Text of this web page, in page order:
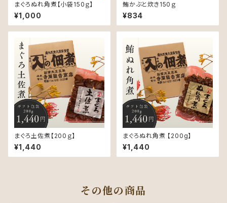
まぐろぬれ角煮【小袋150ｇ】
¥1,000
鮪かぶと炊き150ｇ
¥834
まぐろ土佐煮【200ｇ】
¥1,440
まぐろぬれ角煮 【200g】
¥1,440
その他の商品